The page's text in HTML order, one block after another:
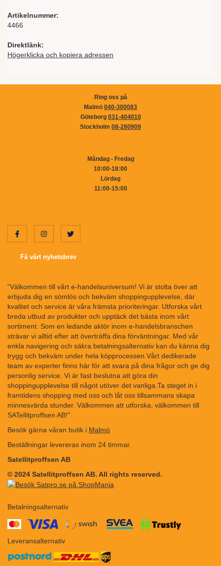
Artikelnummer:
4466
Direktlänk:
Högerklicka och kopiera adressen
Ring oss på
Malmö 040-300083
Göteborg 031-404010
Stockholm 08-280909
Måndag - Fredag
10:00-18:00
Lördag
11:00-15:00
Få vårt nyhetsbrev
"Välkommen till vårt e-handelsuniversum! Vi är stolta över att
erbjuda dig en sömlös och bekväm shoppingupplevelse, där
kvalitet och service är våra främsta prioriteringar. Utforska vårt
breda utbud av produkter och upptäck det bästa inom vårt
sortiment. Som en ledande aktör inom e-handelsbranschen
strävar vi alltid efter att överträffa dina förväntningar. Med vår
enkla navigering och säkra betalningsalternativ kan du känna dig
trygg och bekväm under hela köpprocessen.Vårt dedikerade
team av experter finns här för att svara på dina frågor och ge dig
personlig service. Vi är fast beslutna att göra din
shoppingupplevelse till något utöver det vanliga.Ta steget in i
framtidens shopping med oss och låt oss tillsammans skapa
minnesvärda stunder. Välkommen att utforska, välkommen till
SATellitproffsen AB!"
Besök gärna våran butik i Malmö
Beställningar levereras inom 24 timmar.
Satellitproffsen AB
© 2024 Satellitproffsen AB. All rights reserved.
Betalningsalternativ
Leveransalternativ